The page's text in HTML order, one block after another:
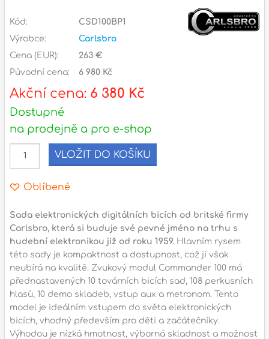
Adresa
Seifertova 69,
gsm.: +420 777 888 088
tel.: +420 222 782 732
email:
prodejna@bici.cz
pondělí – pátek :
sobota :ZAVŘENO
neděle :ZAVŘENO
státní svátky : ZAVŘENO
Kód:
CSD100BP1
Výrobce:
Carlsbro
Cena (EUR):
263 €
Původní cena:
6 980 Kč
Akční cena: 6 380 Kč
Dostupné
na prodejně a pro e-shop
VLOŽIT DO KOŠÍKU
Oblíbené
Sada elektronických digitálních bicích od britské firmy
Carlsbro, která si buduje své pevné jméno na trhu s
hudební elektronikou již od roku 1959. Hlavním rysem
této sady je kompaktnost a dostupnost, což jí však
neubírá na kvalitě. Zvukový modul Commander 100 má
přednastavených 10 továrních bicích sad, 108 perkusních
hlasů, 10 demo skladeb, vstup aux a metronom. Tento
model je ideálním vstupem do světa elektronických
bicích, vhodný především pro děti a začátečníky.
Výhodou je nízká hmotnost, výborná skladnost a možnost